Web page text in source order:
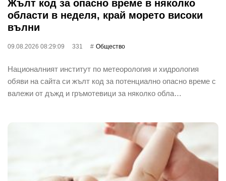
Жълт код за опасно време в няколко
области в неделя, край морето високи
вълни
09.08.2026 08:29:09 331 Общество
Националният институт по метеорология и хидрология
обяви на сайта си жълт код за потенциално опасно време с
валежи от дъжд и гръмотевици за няколко обла…